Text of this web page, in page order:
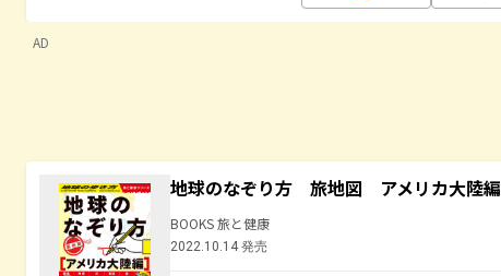
AD
地球のなぞり方 旅地図 アメリカ大陸編
BOOKS 旅と健康
2022.10.14 発売